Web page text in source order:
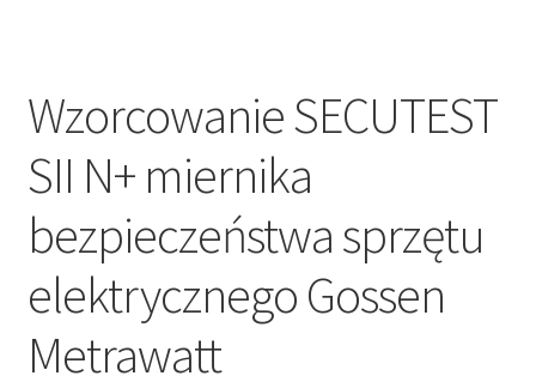
Wzorcowanie SECUTEST
SII N+ miernika
bezpieczeństwa sprzętu
elektrycznego Gossen
Metrawatt